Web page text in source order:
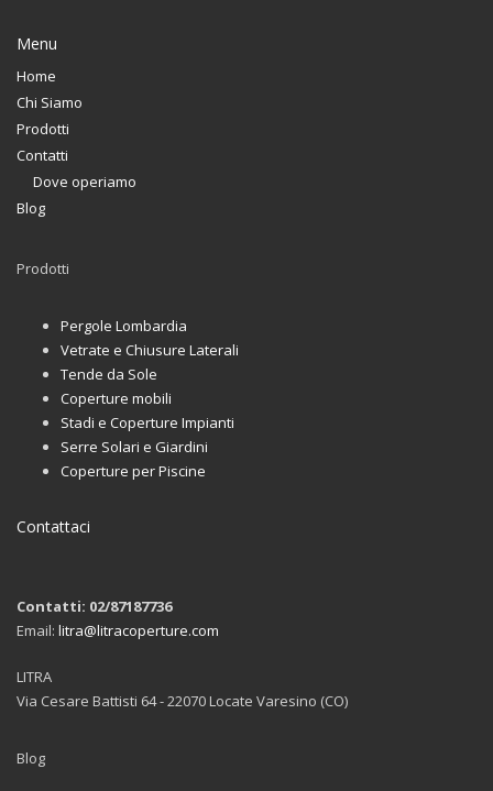
Menu
Home
Chi Siamo
Prodotti
Contatti
Dove operiamo
Blog
Prodotti
Pergole Lombardia
Vetrate e Chiusure Laterali
Tende da Sole
Coperture mobili
Stadi e Coperture Impianti
Serre Solari e Giardini
Coperture per Piscine
Contattaci
Contatti: 02/87187736
Email: litra@litracoperture.com
LITRA
Via Cesare Battisti 64 - 22070 Locate Varesino (CO)
Blog